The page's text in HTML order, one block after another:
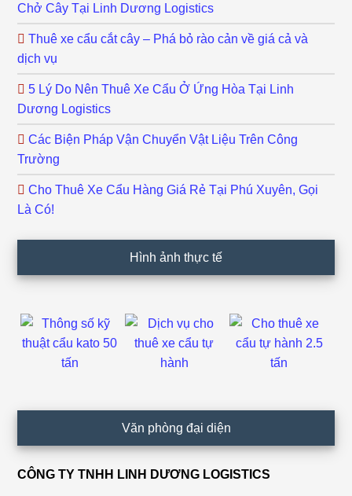
Chở Cây Tại Linh Dương Logistics
Thuê xe cẩu cắt cây – Phá bỏ rào cản về giá cả và
dịch vụ
5 Lý Do Nên Thuê Xe Cẩu Ở Ứng Hòa Tại Linh
Dương Logistics
Các Biện Pháp Vận Chuyển Vật Liệu Trên Công
Trường
Cho Thuê Xe Cẩu Hàng Giá Rẻ Tại Phú Xuyên, Gọi
Là Có!
Hình ảnh thực tế
Văn phòng đại diện
CÔNG TY TNHH LINH DƯƠNG LOGISTICS